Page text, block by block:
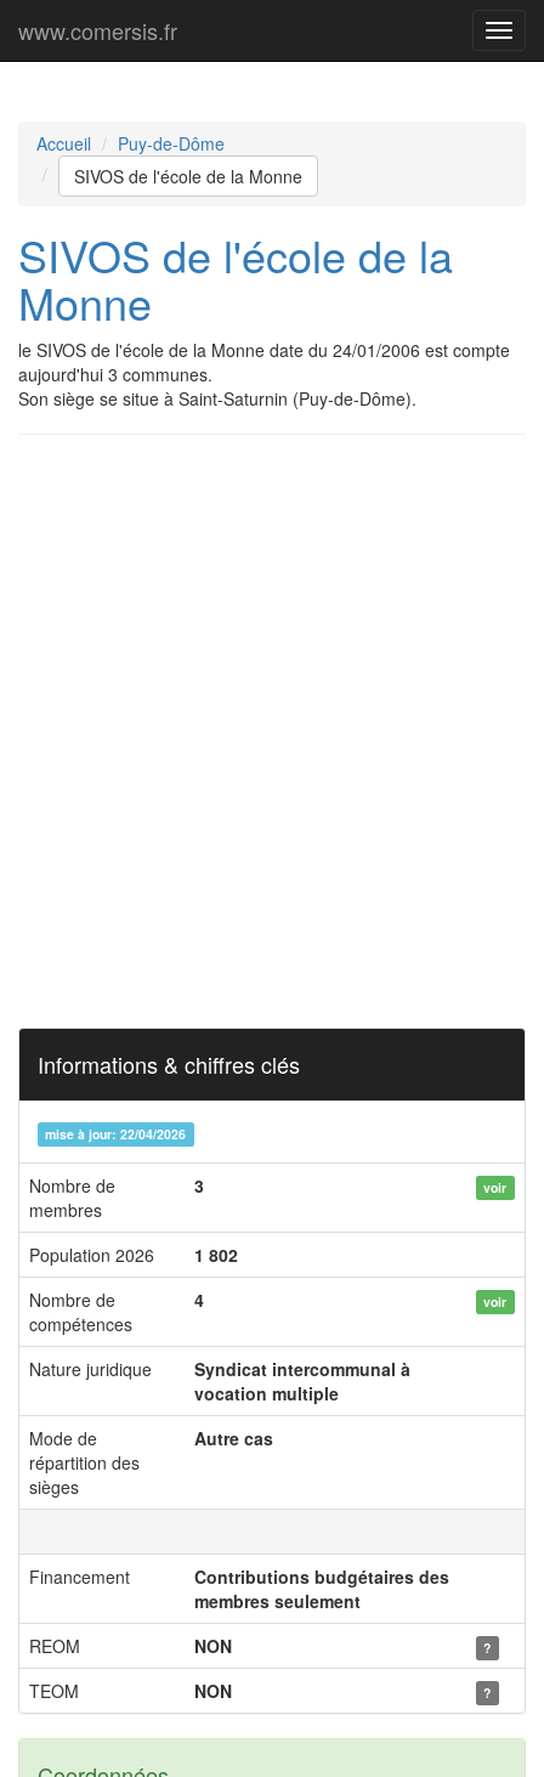
Menu
www.comersis.fr
Accueil
Puy-de-Dôme
SIVOS de l'école de la Monne
SIVOS de l'école de la
Monne
le SIVOS de l'école de la Monne date du 24/01/2006 est compte
aujourd'hui 3 communes.
Son siège se situe à Saint-Saturnin (Puy-de-Dôme).
Informations & chiffres clés
mise à jour: 22/04/2026
Nombre de
membres
3 voir
Population 2026
1 802
Nombre de
compétences
4 voir
Nature juridique
Syndicat intercommunal à
vocation multiple
Mode de
répartition des
sièges
Autre cas
Financement
Contributions budgétaires des
membres seulement
REOM
NON ?
TEOM NON ?